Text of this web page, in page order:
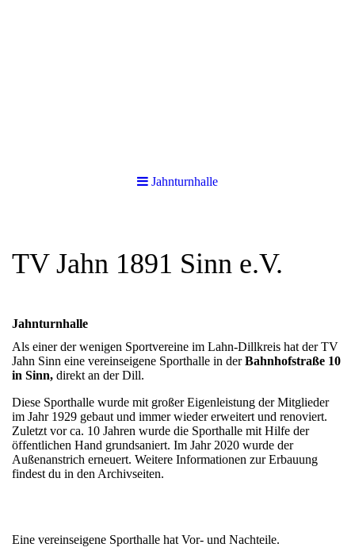
Jahnturnhalle
TV Jahn 1891 Sinn e.V.
Jahnturnhalle
Als einer der wenigen Sportvereine im Lahn-Dillkreis hat der TV
Jahn Sinn eine vereinseigene Sporthalle in derBahnhofstraße 10
in Sinn, direkt an der Dill.
Diese Sporthalle wurde mit großer Eigenleistung der Mitglieder
im Jahr 1929 gebaut und immer wieder erweitert und renoviert.
Zuletzt vor ca. 10 Jahren wurde die Sporthalle mit Hilfe der
öffentlichen Hand grundsaniert. Im Jahr 2020 wurde der
Außenanstrich erneuert. Weitere Informationen zur Erbauung
findest du in den Archivseiten.
Eine vereinseigene Sporthalle hat Vor- und Nachteile.